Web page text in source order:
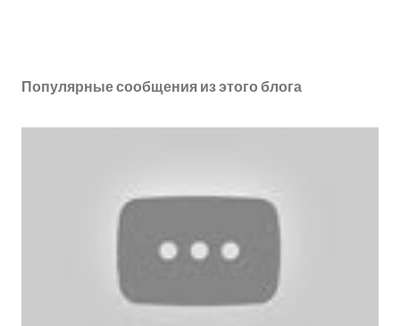
Популярные сообщения из этого блога